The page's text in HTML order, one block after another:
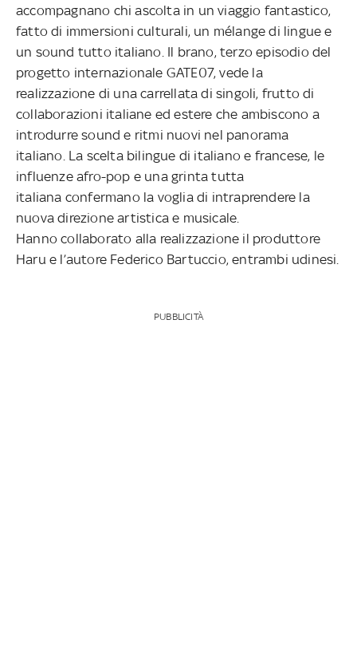
accompagnano chi ascolta in un viaggio fantastico,
fatto di immersioni culturali, un mélange di lingue e
un sound tutto italiano. Il brano, terzo episodio del
progetto internazionale GATE07, vede la
realizzazione di una carrellata di singoli, frutto di
collaborazioni italiane ed estere che ambiscono a
introdurre sound e ritmi nuovi nel panorama
italiano. La scelta bilingue di italiano e francese, le
influenze afro-pop e una grinta tutta
italiana confermano la voglia di intraprendere la
nuova direzione artistica e musicale.
Hanno collaborato alla realizzazione il produttore
Haru e l’autore Federico Bartuccio, entrambi udinesi.
PUBBLICITÀ